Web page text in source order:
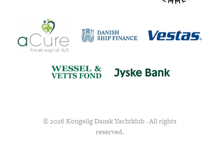
© 2026 Kongelig Dansk Yachtklub . All rights
reserved.